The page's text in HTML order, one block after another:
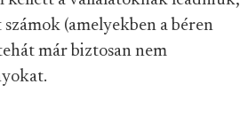
(amelyekben a béren
már biztosan nem